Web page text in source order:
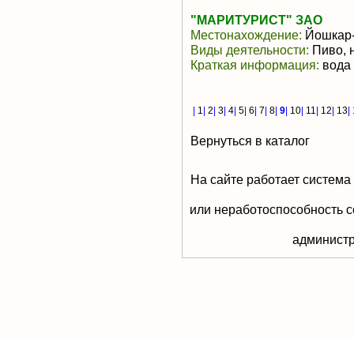
"МАРИТУРИСТ" ЗАО
Местонахождение:
Виды деятельности: Пиво,
Краткая информация: вода
1 2 3 4 5 6 7 8 9 10 11 12 13
Вернуться в каталог
На сайте работает
или неработоспособность